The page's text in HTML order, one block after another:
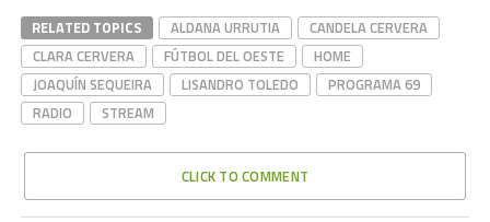
RELATED TOPICS ALDANA URRUTIA
CANDELA CERVERA
CLARA CERVERA
FÚTBOL DEL OESTE
HOME
JOAQUÍN SEQUEIRA
LISANDRO TOLEDO
PROGRAMA 69
RADIO
STREAM
CLICK TO COMMENT